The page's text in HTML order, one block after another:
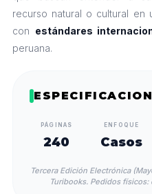
recurso natural o cultural en
con estándares
peruana.
PÁGINAS
240
ENFOQUE
Casos
Tercera Edición Electrónica
Turibooks. Pedidos